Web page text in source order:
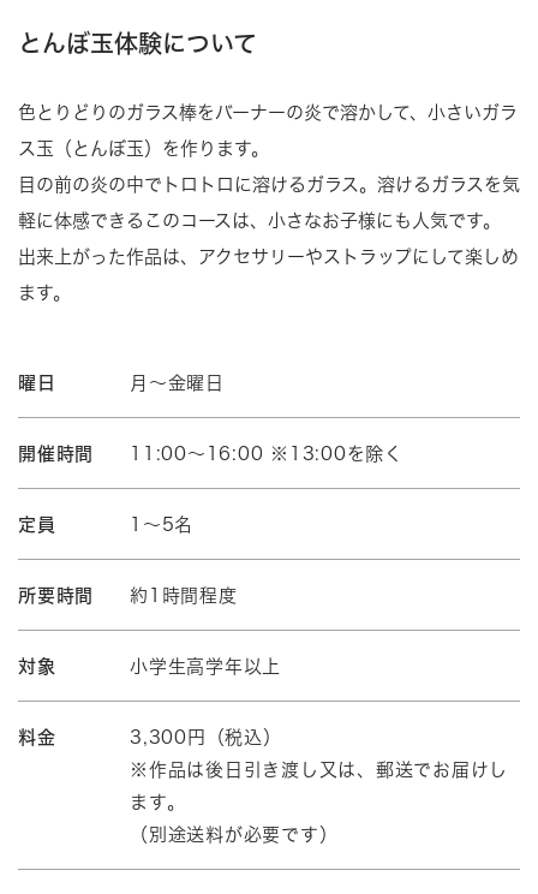
とんぼ玉体験について
色とりどりのガラス棒をバーナーの炎で溶かして、小さいガラ
ス玉（とんぼ玉）を作ります。
目の前の炎の中でトロトロに溶けるガラス。溶けるガラスを気
軽に体感できるこのコースは、小さなお子様にも人気です。
出来上がった作品は、アクセサリーやストラップにして楽しめ
ます。
曜日 月～金曜日
開催時間 11:00～16:00 ※13:00を除く
定員 1～5名
所要時間 約1時間程度
対象 小学生高学年以上
料金
3,300円（税込）
※作品は後日引き渡し又は、郵送でお届けし
ます。
（別途送料が必要です）